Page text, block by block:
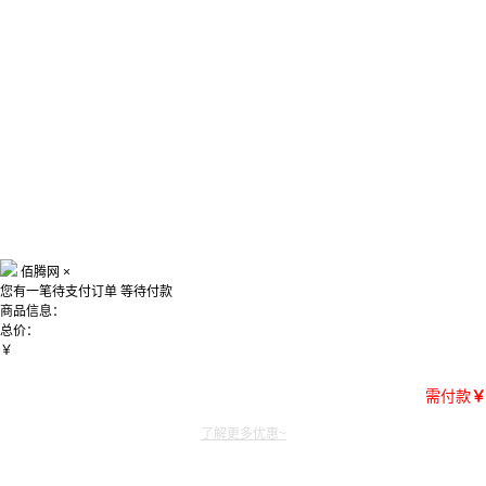
佰腾网 ×
您有一笔待支付订单 等待付款
商品信息：
总价：
￥
需付款￥
了解更多优惠~